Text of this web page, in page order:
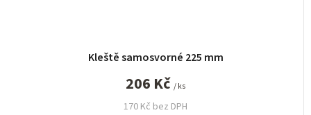
Kleště samosvorné 225 mm
170 Kč bez DPH
206 Kč / ks